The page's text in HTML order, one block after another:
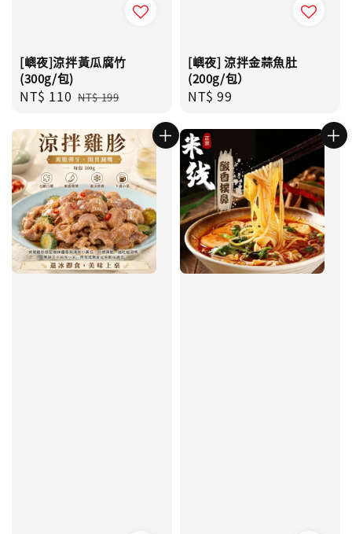
[嶼夜]涼拌黃瓜腐竹
(300g/包)
Sale
NT$ 110 Regular
NT$ 199
[嶼夜] 涼拌金蒜魚肚
(200g/包）
Regular
NT$ 99